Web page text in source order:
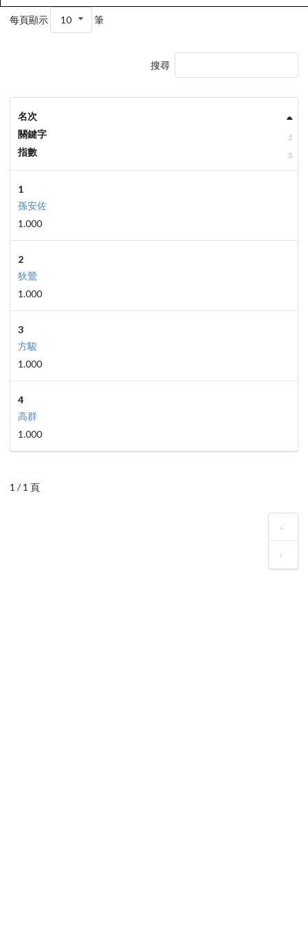
每頁顯示 10 筆
搜尋
名次
關鍵字
指數
1
孫安佐
1.000
2
狄鶯
1.000
3
方駿
1.000
4
高群
1.000
1 / 1 頁
‹
›